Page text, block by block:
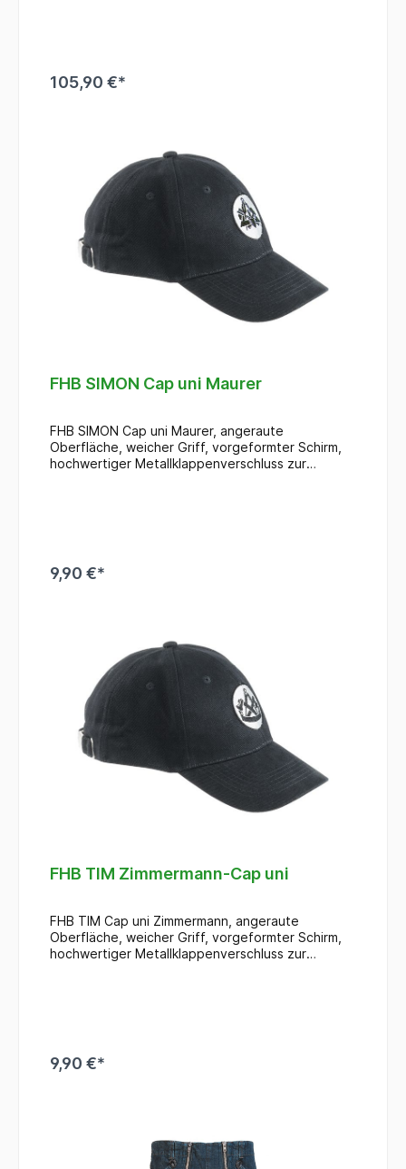
105,90 €*
FHB SIMON Cap uni Maurer
FHB SIMON Cap uni Maurer, angeraute
Oberfläche, weicher Griff, vorgeformter Schirm,
hochwertiger Metallklappenverschluss zur
9,90 €*
FHB TIM Zimmermann-Cap uni
FHB TIM Cap uni Zimmermann, angeraute
Oberfläche, weicher Griff, vorgeformter Schirm,
hochwertiger Metallklappenverschluss zur
9,90 €*